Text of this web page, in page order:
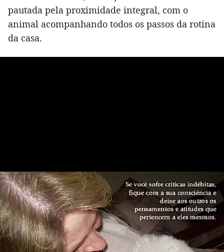
pautada pela proximidade integral, com o
animal acompanhando todos os passos da rotina
da casa.